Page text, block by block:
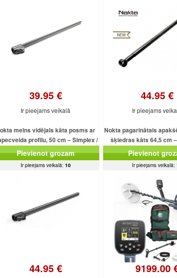
39.95 €
Ir pieejams veikalā
melns vidējais kāta posms ar
profilu, 50 cm – Simplex /
FINDX /
Pievienot grozam
Ir pieejams veikalā: 10
44.95 €
Ir pieejams
Nokta pagarinātais
šķiedras kāts 64,5 cm
Legend / Score
Pievienot
Ir pieejams veikalā:
44.95 € 9199.00